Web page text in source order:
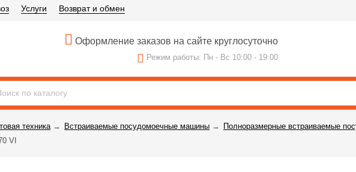
Услуги Возврат и обмен
Оформление заказов на сайте круглосуточно
Режим работы: Пн - Вс 10:00 - 19:00
техника→ Встраиваемые посудомоечные машины → Полноразмерные встраиваемые
VI